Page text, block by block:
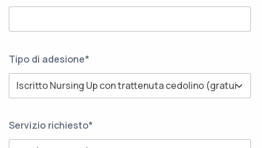
Tipo di adesione*
Servizio richiesto*